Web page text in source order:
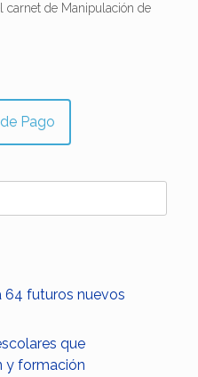
carnet de Manipulación de
Pago
64 futuros nuevos
que
y formación